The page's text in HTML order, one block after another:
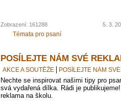
Zobrazení: 161288 5. 3.
Témata pro psaní
POSÍLEJTE NÁM SVÉ
AKCE A SOUTĚŽE POSÍLEJTE NÁM
Nechte se inspirovat našimi tipy pro
svá vydařená dílka. Rádi je
reklama na školu.